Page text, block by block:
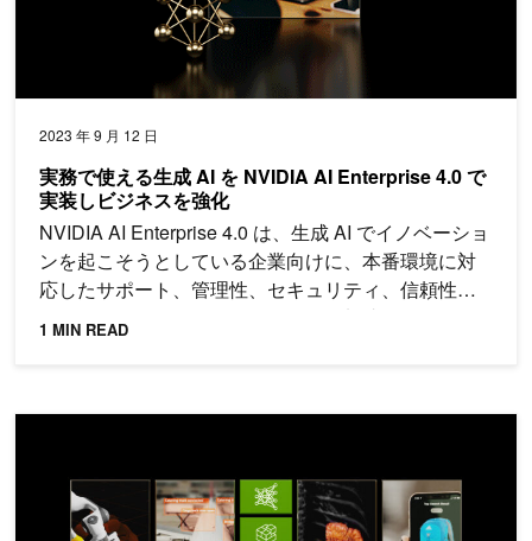
2023 年 9 月 12 日
実務で使える生成 AI を NVIDIA AI Enterprise 4.0 で
実装しビジネスを強化
NVIDIA AI Enterprise 4.0 は、生成 AI でイノベーショ
ンを起こそうとしている企業向けに、本番環境に対
応したサポート、管理性、セキュリティ、信頼性を
提供し、さまざまな側面から開発を加速します。
1 MIN READ